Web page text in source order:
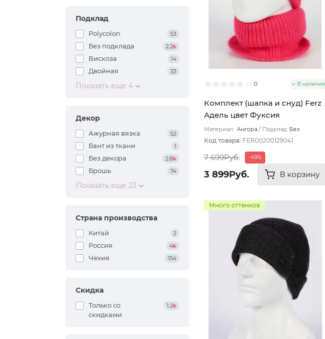
Подклад
Polycolon 53
Без подклада 2.2k
Вискоза 14
Двойная 33
Показать еще 4
Декор
Ажурная вязка 52
Бант из ткани 1
Без декора 2.8k
Брошь 74
Показать еще 23
Страна производства
Китай 2
Россия 4k
Чехия 154
Скидка
Только со
cкидками
1.2k
0 В наличии
Комплект (шапка и снуд) Ferz
Адель цвет Фуксия
Материал : Ангора Подклад: Без
Код товара: FER00200129041
7 699Руб. -49%
3 899Руб. В корзину
Много оттенков